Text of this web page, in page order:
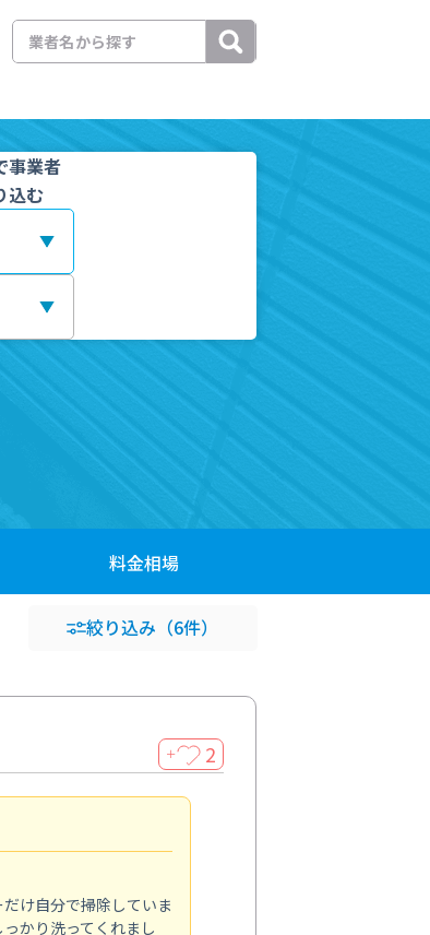
事業者
込む
料金相場
絞り込み （6件）
＋ 2
け自分で掃除していま
かり洗ってくれまし